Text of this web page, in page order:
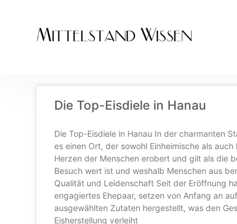
Die Top-Eisdiele in Hanau
Die Top-Eisdiele in Hanau In der charmanten
es einen Ort, der sowohl Einheimische als
Herzen der Menschen erobert und gilt als die
Besuch wert ist und weshalb Menschen aus
Qualität und Leidenschaft Seit der Eröffnung
engagiertes Ehepaar, setzen von Anfang an
ausgewählten Zutaten hergestellt, was den
Eisherstellung verleiht